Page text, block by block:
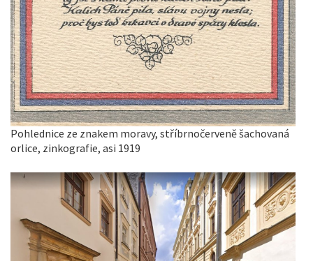
Pohlednice ze znakem moravy, stříbrnočerveně šachovaná
orlice, zinkografie, asi 1919